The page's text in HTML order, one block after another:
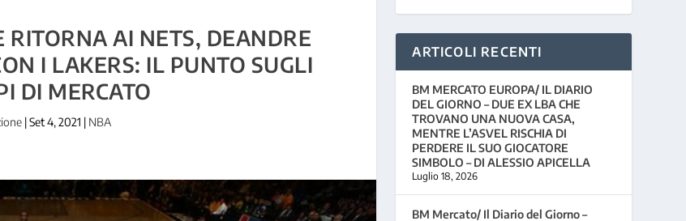
AI NETS, DEANDRE
I LAKERS: IL PUNTO SUGLI
DI MERCATO
|Set 4, 2021 | NBA
ARTICOLI RECENTI
BM MERCATO EUROPA/ IL DIARIO
DEL GIORNO – DUE EX LBA CHE
TROVANO UNA NUOVA CASA,
MENTRE L’ASVEL RISCHIA DI
PERDERE IL SUO GIOCATORE
SIMBOLO – DI ALESSIO APICELLA
Luglio 18, 2026
BM Mercato/ Il Diario del Giorno –